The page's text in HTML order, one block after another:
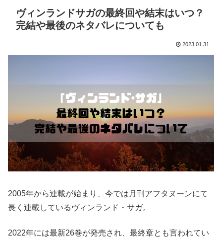
ヴィンランドサガの最終回や結末はいつ？
完結や最後のネタバレについても
2023.01.31
2005年から連載が始まり、今では月刊アフタヌーンにて
長く連載しているヴィンランド・サガ。
2022年には最新26巻が発売され、最終章とも言われてい